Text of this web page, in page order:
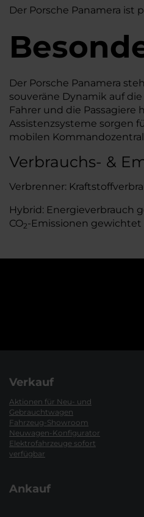
Der Porsche Panamera ist
Der Porsche Panamera
souveräne Dynamik auf
Fahrer und die
Assistenzsysteme sorgen
mobilen
Verbrauchs- &
Verbrenner:
Hybrid: Energieverbrauch
CO2-Emissionen gewichtet
Verkauf
Aktionen für Neu- und
Gebrauchtwagen
Fahrzeug-Showroom
Neuwagen-Konfigurator
Elektrofahrzeuge sofort
verfügbar
Ankauf